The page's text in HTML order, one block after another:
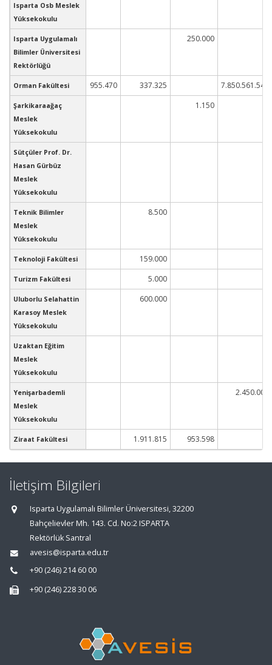
Isparta Osb Meslek
Yüksekokulu
Isparta Uygulamalı
Bilimler Üniversitesi
Rektörlüğü
250.000
Orman Fakültesi 955.470 337.325 7.850.561.540
Şarkikaraağaç
Meslek
Yüksekokulu
1.150
Sütçüler Prof. Dr.
Hasan Gürbüz
Meslek
Yüksekokulu
Teknik Bilimler
Meslek
Yüksekokulu
8.500
Teknoloji Fakültesi 159.000
Turizm Fakültesi 5.000
Uluborlu Selahattin
Karasoy Meslek
Yüksekokulu
600.000
Uzaktan Eğitim
Meslek
Yüksekokulu
Yenişarbademli
Meslek
Yüksekokulu
2.450.000
Ziraat Fakültesi 1.911.815 953.598
İletişim Bilgileri
Isparta Uygulamalı Bilimler Üniversitesi, 32200
Bahçelievler Mh. 143. Cd. No:2 ISPARTA
Rektörlük Santral
avesis@isparta.edu.tr
+90 (246) 214 60 00
+90 (246) 228 30 06